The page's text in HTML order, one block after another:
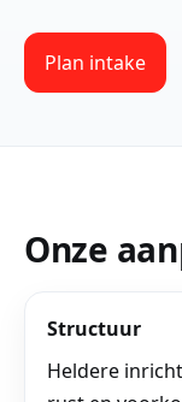
Plan intake
Onze
Structuur
Heldere